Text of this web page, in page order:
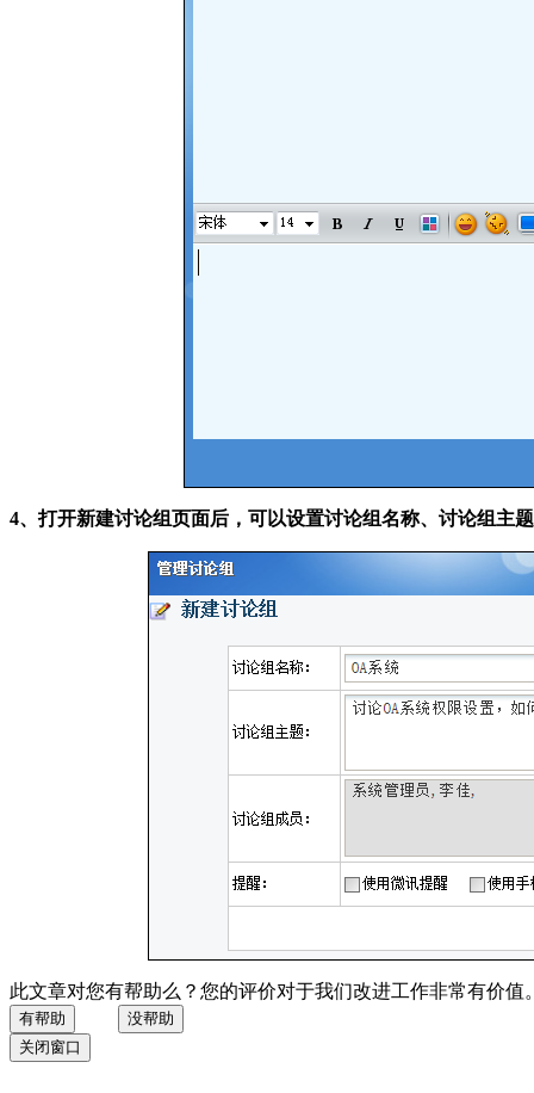
4、打开新建讨论组页面后，可以设置讨论组名称、讨论组主
此文章对您有帮助么？您的评价对于我们改进工作非常有价值